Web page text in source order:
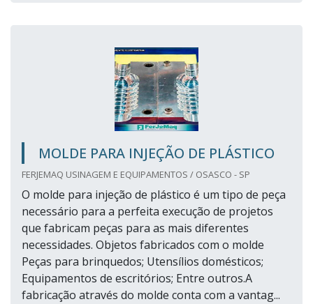
MOLDE PARA INJEÇÃO DE PLÁSTICO
FERJEMAQ USINAGEM E EQUIPAMENTOS / OSASCO - SP
O molde para injeção de plástico é um tipo de peça
necessário para a perfeita execução de projetos
que fabricam peças para as mais diferentes
necessidades. Objetos fabricados com o molde
Peças para brinquedos; Utensílios domésticos;
Equipamentos de escritórios; Entre outros.A
fabricação através do molde conta com a vantag...